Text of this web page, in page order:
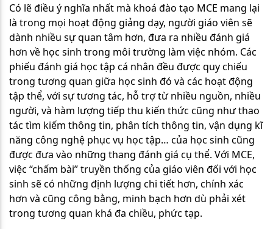
Có lẽ điều ý nghĩa nhất mà khoá đào tạo MCE mang lại
là trong mọi hoạt động giảng dạy, người giáo viên sẽ
dành nhiều sự quan tâm hơn, đưa ra nhiều đánh giá
hơn về học sinh trong môi trường làm việc nhóm. Các
phiếu đánh giá học tập cá nhân đều được quy chiếu
trong tương quan giữa học sinh đó và các hoạt động
tập thể, với sự tương tác, hỗ trợ từ nhiều nguồn, nhiều
người, và hàm lượng tiếp thu kiến thức cũng như thao
tác tìm kiếm thông tin, phân tích thông tin, vận dụng kĩ
năng công nghệ phục vụ học tập… của học sinh cũng
được đưa vào những thang đánh giá cụ thể. Với MCE,
việc “chấm bài” truyền thống của giáo viên đối với học
sinh sẽ có những định lượng chi tiết hơn, chính xác
hơn và cũng công bằng, minh bạch hơn dù phải xét
trong tương quan khá đa chiều, phức tạp.